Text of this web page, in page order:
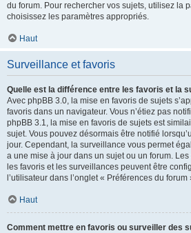
du forum. Pour rechercher vos sujets, utilisez la
choisissez les paramètres appropriés.
Haut
Surveillance et favoris
Quelle est la différence entre les favoris et la
Avec phpBB 3.0, la mise en favoris de sujets
favoris dans un navigateur. Vous n’étiez pas
phpBB 3.1, la mise en favoris de sujets est
sujet. Vous pouvez désormais être notifié
jour. Cependant, la surveillance vous permet
a une mise à jour dans un sujet ou un forum.
les favoris et les surveillances peuvent être
l’utilisateur dans l’onglet « Préférences du forum
Haut
Comment mettre en favoris ou surveiller des